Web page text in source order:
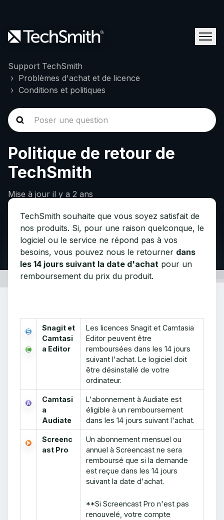
Support TechSmith
Problèmes d'achat et de licence
Conditions et politiques
Politique de retour de
TechSmith
Mise à jour il y a 2 ans
TechSmith souhaite que vous soyez satisfait de
nos produits. Si, pour une raison quelconque, le
logiciel ou le service ne répond pas à vos
besoins, vous pouvez nous le retourner dans
les 14 jours suivant la date d'achat pour un
remboursement du prix du produit.
Snagit et
Camtasi
a Editor
Les licences Snagit et Camtasia
Editor peuvent être
remboursées dans les 14 jours
suivant l'achat. Le logiciel doit
être désinstallé de votre
ordinateur.
Camtasi
a
Audiate
L'abonnement à Audiate est
éligible à un remboursement
dans les 14 jours suivant l'achat.
Screenc
ast Pro
Un abonnement mensuel ou
annuel à Screencast ne sera
remboursé que si la demande
est reçue dans les 14 jours
suivant la date d'achat.
**Si Screencast Pro n'est pas
renouvelé, votre compte